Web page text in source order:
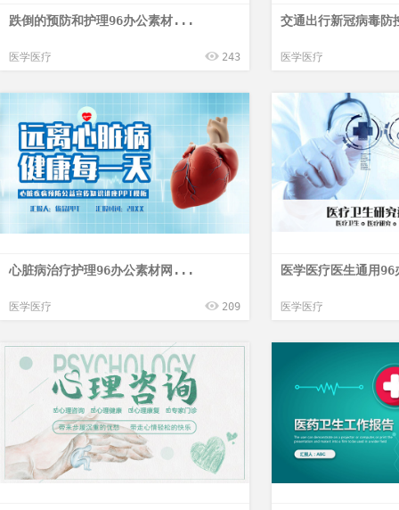
跌倒的预防和护理96办公素材...
医学医疗 243
交通出行新冠病毒
医学医疗
心脏病治疗护理96办公素材网...
医学医疗 209
医学医疗医生通用
医学医疗